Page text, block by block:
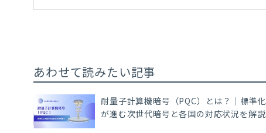
あわせて読みたい記事
耐量子計算機暗号（PQC）とは？｜標準化
が進む次世代暗号と各国の対応状況を解説